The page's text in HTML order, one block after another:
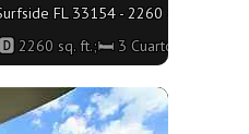
FL 33154 - 2260 sq. ft.;🛏 3
sq. ft.;🛏 3 Cuartos/🛁3